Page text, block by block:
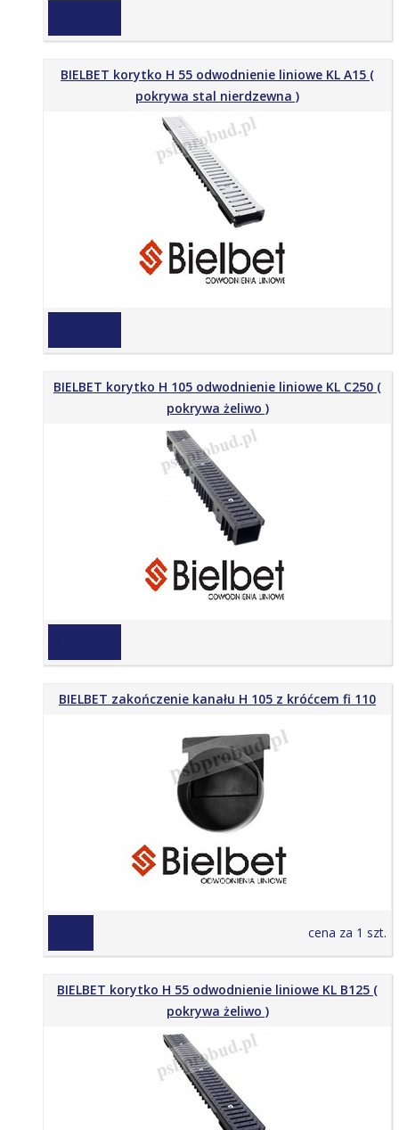
BIELBET korytko H 55 odwodnienie liniowe KL A15 (
pokrywa stal nierdzewna )
BIELBET korytko H 105 odwodnienie liniowe KL C250 (
pokrywa żeliwo )
BIELBET zakończenie kanału H 105 z króćcem fi 110
cena za 1 szt.
BIELBET korytko H 55 odwodnienie liniowe KL B125 (
pokrywa żeliwo )